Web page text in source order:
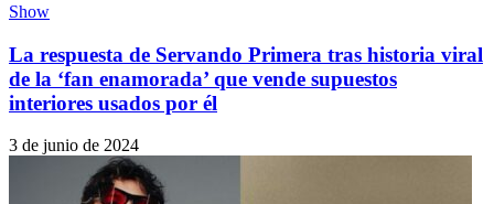
Show
La respuesta de Servando Primera tras historia viral
de la ‘fan enamorada’ que vende supuestos
interiores usados por él
3 de junio de 2024